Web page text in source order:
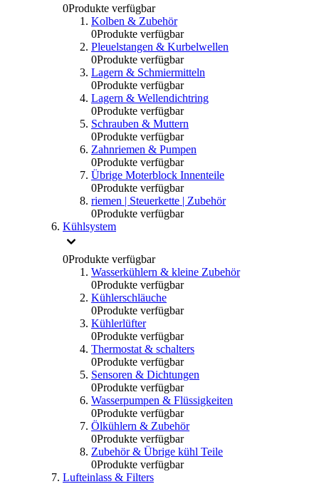
0Produkte verfügbar
Kolben & Zubehör
0Produkte verfügbar
Pleuelstangen & Kurbelwellen
0Produkte verfügbar
Lagern & Schmiermitteln
0Produkte verfügbar
Lagern & Wellendichtring
0Produkte verfügbar
Schrauben & Muttern
0Produkte verfügbar
Zahnriemen & Pumpen
0Produkte verfügbar
Übrige Moterblock Innenteile
0Produkte verfügbar
riemen | Steuerkette | Zubehör
0Produkte verfügbar
Kühlsystem
0Produkte verfügbar
Wasserkühlern & kleine Zubehör
0Produkte verfügbar
Kühlerschläuche
0Produkte verfügbar
Kühlerlüfter
0Produkte verfügbar
Thermostat & schalters
0Produkte verfügbar
Sensoren & Dichtungen
0Produkte verfügbar
Wasserpumpen & Flüssigkeiten
0Produkte verfügbar
Ölkühlern & Zubehör
0Produkte verfügbar
Zubehör & Übrige kühl Teile
0Produkte verfügbar
Lufteinlass & Filters